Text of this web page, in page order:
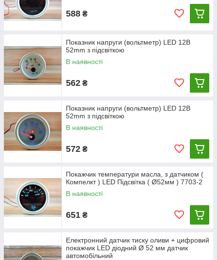
588 ₴
Показник напруги (вольтметр) LED 12В
52mm з підсвіткою
В наявності
562 ₴
Показник напруги (вольтметр) LED 12В
52mm з підсвіткою
В наявності
572 ₴
Покажчик температури масла, з датчиком (
Компелкт ) LED Підсвітка ( Ø52мм ) 7703-2
В наявності
651 ₴
Електронний датчик тиску оливи + цифровий
покажчик LED діодний Ø 52 мм датчик
автомобільний